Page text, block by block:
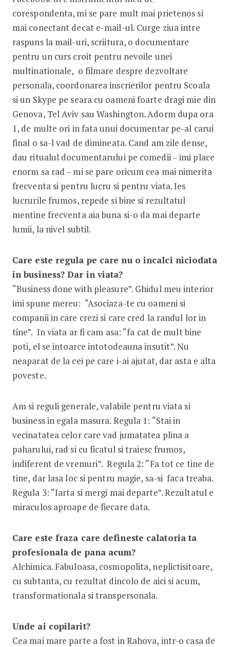
corespondenta, mi se pare mult mai prietenos si
mai conectant decat e-mail-ul. Curge ziua intre
raspuns la mail-uri, scriitura, o documentare
pentru un curs croit pentru nevoile unei
multinationale, o filmare despre dezvoltare
personala, coordonarea inscrierilor pentru Scoala
si un Skype pe seara cu oameni foarte dragi mie din
Genova, Tel Aviv sau Washington. Adorm dupa ora
1, de multe ori in fata unui documentar pe-al carui
final o sa-l vad de dimineata. Cand am zile dense,
dau ritualul documentarului pe comedii – imi place
enorm sa rad – mi se pare oricum cea mai nimerita
frecventa si pentru lucru si pentru viata. Ies
lucrurile frumos, repede si bine si rezultatul
mentine frecventa aia buna si-o da mai departe
lumii, la nivel subtil.
Care este regula pe care nu o incalci niciodata
in business? Dar in viata?
“Business done with pleasure”. Ghidul meu interior
imi spune mereu: “Asociaza-te cu oameni si
companii in care crezi si care cred la randul lor in
tine”. In viata ar fi cam asa: “fa cat de mult bine
poti, el se intoarce intotodeauna insutit”. Nu
neaparat de la cei pe care i-ai ajutat, dar asta e alta
poveste.
Am si reguli generale, valabile pentru viata si
business in egala masura. Regula 1: “Stai in
vecinatatea celor care vad jumatatea plina a
paharului, rad si cu ficatul si traiesc frumos,
indiferent de vremuri”. Regula 2: “Fa tot ce tine de
tine, dar lasa loc si pentru magie, sa-si faca treaba.
Regula 3: “Iarta si mergi mai departe”. Rezultatul e
miraculos aproape de fiecare data.
Care este fraza care defineste calatoria ta
profesionala de pana acum?
Alchimica. Fabuloasa, cosmopolita, neplictisitoare,
cu subtanta, cu rezultat dincolo de aici si acum,
transformationala si transpersonala.
Unde ai copilarit?
Cea mai mare parte a fost in Rahova, intr-o casa de